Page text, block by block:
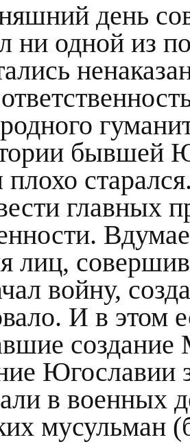
день
ни одной из
бывшей
плохо
главных
лиц,
войну,
И в этом
Югославии
в военных
мусульман